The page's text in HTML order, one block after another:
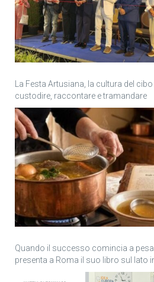
La Festa Artusiana, la cultura del
custodire, raccontare e tramandare
Quando il successo comincia a
presenta a Roma il suo libro sul lato